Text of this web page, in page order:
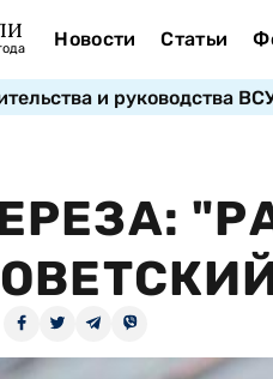
Новости Статьи
и руководства